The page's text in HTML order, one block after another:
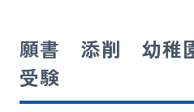
ご入会までの流れ
ブログ・お知らせ
願書 添削 幼稚
受験